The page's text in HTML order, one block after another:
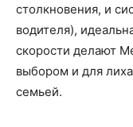
столкновения, и
водителя),
скорости делают
выбором и для
семьей.